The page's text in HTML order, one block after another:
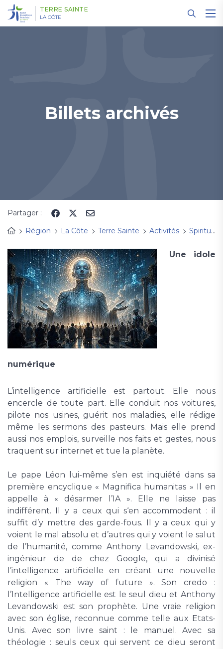
TERRE SAINTE
LA CÔTE
Billets archivés
Partager :
Région
La Côte Terre Sainte Activités Spiritualité
Une idole
numérique
L’intelligence artificielle est partout. Elle nous
encercle de toute part. Elle conduit nos voitures,
pilote nos usines, guérit nos maladies, elle rédige
même les sermons des pasteurs. Mais elle prend
aussi nos emplois, surveille nos faits et gestes, nous
traquent sur internet et tue la planète.
Le pape Léon lui-même s’en est inquiété dans sa
première encyclique « Magnifica humanitas » Il en
appelle à « désarmer l’IA ». Elle ne laisse pas
indifférent. Il y a ceux qui s‘en accommodent : il
suffit d’y mettre des garde-fous. Il y a ceux qui y
voient le mal absolu et d’autres qui y voient le salut
de l’humanité, comme Anthony Levandowski, ex-
ingénieur de de chez Google, qui a divinisé
l’intelligence artificielle en créant une nouvelle
religion « The way of future ». Son credo :
l’Intelligence artificielle est le seul dieu et Anthony
Levandowski est son prophète. Une vraie religion
avec son église, reconnue comme telle aux Etats-
Unis. Avec son livre saint : le manuel. Avec sa
théologie : seuls ceux qui servent ce dieu seront
Panneau de gestion des cookies